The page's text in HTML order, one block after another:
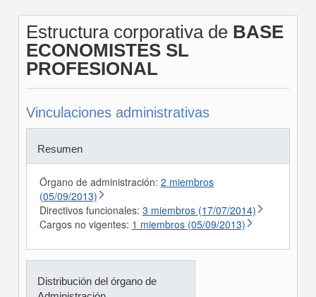
Estructura corporativa de BASE
ECONOMISTES SL
PROFESIONAL
Vinculaciones administrativas
Resumen
Órgano de administración: 2 miembros
(05/09/2013)
Directivos funcionales: 3 miembros (17/07/2014)
Cargos no vigentes: 1 miembros (05/09/2013)
Distribución del órgano de